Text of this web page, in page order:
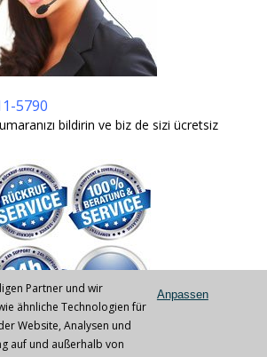
5790
bildirin ve biz de sizi ücretsiz
Servisi
Partner und wir
ähnliche Technologien für
Website, Analysen und
auf und außerhalb von
Anpassen